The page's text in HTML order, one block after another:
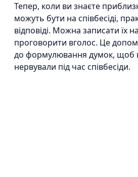
Тепер, коли ви знаєте
можуть бути на співбесіді,
відповіді. Можна записати їх
проговорити вголос. Це
до формулювання думок, щоб
нервували під час співбесіди.